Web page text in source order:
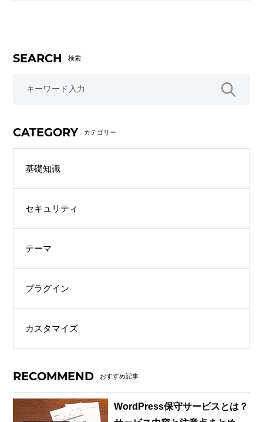
SEARCH 検索
CATEGORY カテゴリー
基礎知識
セキュリティ
テーマ
プラグイン
カスタマイズ
RECOMMEND おすすめ記事
WordPress保守サービスとは？